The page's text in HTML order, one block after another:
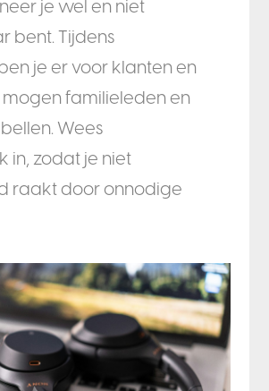
je wel en niet
bent. Tijdens
je er voor klanten en
familieleden en
Wees
in, zodat je niet
raakt door onnodige